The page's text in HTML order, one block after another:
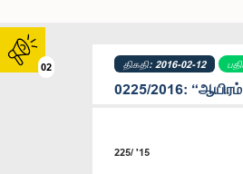
02 திகதி: 2016-02-12
0225/2016:
225/ '15